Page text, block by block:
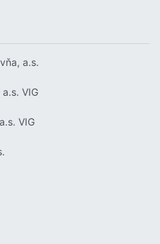
a.s.
a.s. VIG
VIG